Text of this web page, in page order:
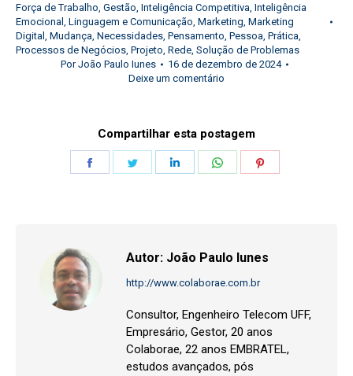
Força de Trabalho, Gestão, Inteligência Competitiva, Inteligência
Emocional , Linguagem e Comunicação, Marketing, Marketing
Digital , Mudança, Necessidades, Pensamento, Pessoa, Prática,
Processos de Negócios, Projeto, Rede, Solução de Problemas
PorJoão Paulo Iunes
16 de dezembro de 2024
Deixe um comentário
Compartilhar esta postagem
Autor: João Paulo Iunes
http://www.colaborae.com.br
Consultor, Engenheiro Telecom UFF,
Empresário, Gestor, 20 anos
Colaborae, 22 anos EMBRATEL,
estudos avançados, pós